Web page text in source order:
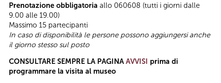
Prenotazione obbligatoria allo 060608 (tutti i giorni dalle
9.00 alle 19.00)
Massimo 15 partecipanti
In caso di disponibilità le persone possono aggiungersi anche
il giorno stesso sul posto
CONSULTARE SEMPRE LA PAGINA AVVISI prima di
programmare la visita al museo